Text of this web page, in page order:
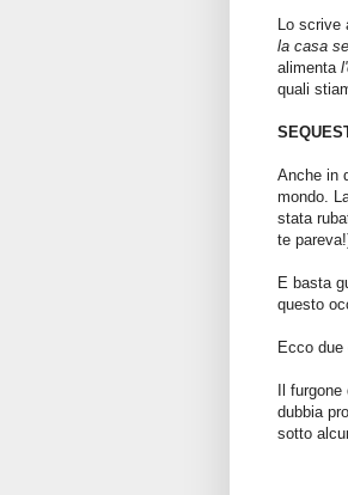
Lo scrive
la casa
alimenta
quali
Anche in
mondo.
stata
te
E basta
questo
Ecco
Il
dubbia
sotto